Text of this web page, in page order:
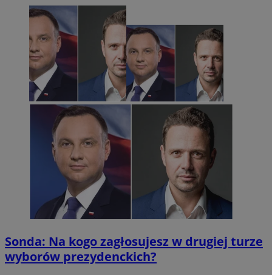
Sonda: Na kogo zagłosujesz w drugiej turze
wyborów prezydenckich?